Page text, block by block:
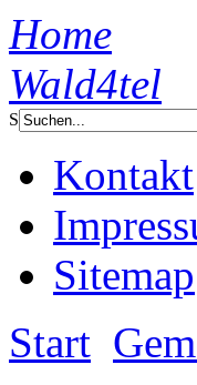
Home
Wald4tel
S
Kontakt
Sitemap
Start